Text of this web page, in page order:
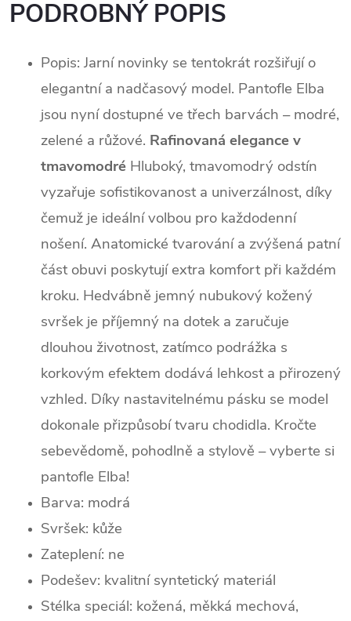
PODROBNÝ POPIS
Popis: Jarní novinky se tentokrát rozšiřují o
elegantní a nadčasový model. Pantofle Elba
jsou nyní dostupné ve třech barvách – modré,
zelené a růžové. Rafinovaná elegance v
tmavomodré Hluboký, tmavomodrý odstín
vyzařuje sofistikovanost a univerzálnost, díky
čemuž je ideální volbou pro každodenní
nošení. Anatomické tvarování a zvýšená patní
část obuvi poskytují extra komfort při každém
kroku. Hedvábně jemný nubukový kožený
svršek je příjemný na dotek a zaručuje
dlouhou životnost, zatímco podrážka s
korkovým efektem dodává lehkost a přirozený
vzhled. Díky nastavitelnému pásku se model
dokonale přizpůsobí tvaru chodidla. Kročte
sebevědomě, pohodlně a stylově – vyberte si
pantofle Elba!
Barva: modrá
Svršek: kůže
Zateplení: ne
Podešev: kvalitní syntetický materiál
Stélka speciál: kožená, měkká mechová,